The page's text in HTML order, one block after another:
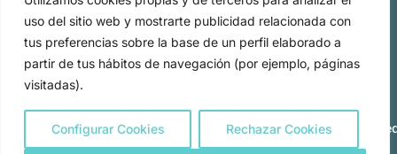
uso del sitio web y mostrarte publicidad relacionada con
tus preferencias sobre la base de un perfil elaborado a
partir de tus hábitos de navegación (por ejemplo, páginas
visitadas).
Configurar Cookies Rechazar Cookies
Políticas
Aviso Legal
Todos los derechos
reservados por
2026